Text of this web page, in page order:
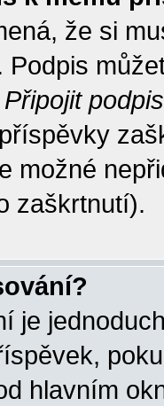
že si
Podpis
Připojit podpis
možné
zaškrtnutí).
je
hlavním